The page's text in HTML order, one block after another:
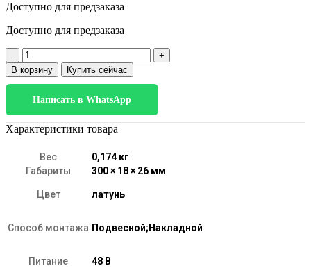
Доступно для предзаказа
Доступно для предзаказа
Количество
товара
Brass
Трековый
светильник
12W
(латунь)
85526/01
В корзину Купить сейчас
Написать в WhatsApp
Характеристики товара
Вес
0,174 кг
Габариты
300 × 18 × 26 мм
Цвет латунь
Способ монтажа Подвесной;Накладной
Питание 48 В